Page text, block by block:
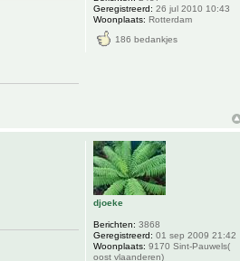
Geregistreerd: 26 jul 2010 10:43
Woonplaats: Rotterdam
186 bedankjes
djoeke
Berichten: 3868
Geregistreerd: 01 sep 2009 21:42
Woonplaats: 9170 Sint-Pauwels(
oost vlaanderen)